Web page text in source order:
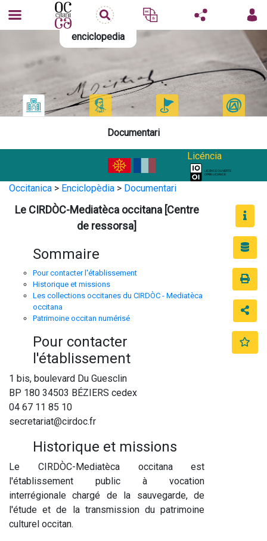
enciclopedia
Documentari
Licéncia
Occitanica > Enciclopèdia > Documentari
Le CIRDÒC-Mediatèca occitana [Centre
de ressorsa]
Sommaire
Pour contacter l'établissement
Historique et missions
Les collections occitanes du CIRDÒC - Mediatèca
occitana
Patrimoine occitan numérisé
Pour contacter
l'établissement
1 bis, boulevard Du Guesclin
BP 180 34503 BÉZIERS cedex
04 67 11 85 10
secretariat@cirdoc.fr
Historique et missions
Le CIRDÒC-Mediatèca occitana est
l'établissement public à vocation
interrégionale chargé de la sauvegarde, de
l'étude et de la transmission du patrimoine
culturel occitan.